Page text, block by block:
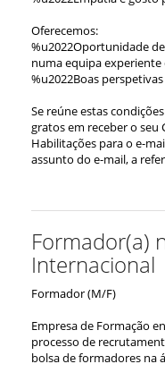
Oferecemos:
%u2022Oportunidade
numa equipa experiente
%u2022Boas
Se reúne estas
gratos em receber o seu
Habilitações para o e-
assunto do e-mail, a
Formador(a)
Internacional
Formador (M/F)
Empresa de Formação
processo de
bolsa de formadores na